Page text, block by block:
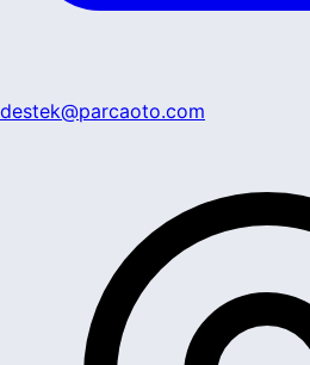
destek@parcaoto.com